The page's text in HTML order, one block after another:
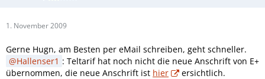
1. November 2009
Gerne Hugn, am Besten per eMail schreiben, geht schneller.
Hallenser1 : Teltarif hat noch nicht die neue Anschrift von E+
übernommen, die neue Anschrift ist hier ersichtlich.